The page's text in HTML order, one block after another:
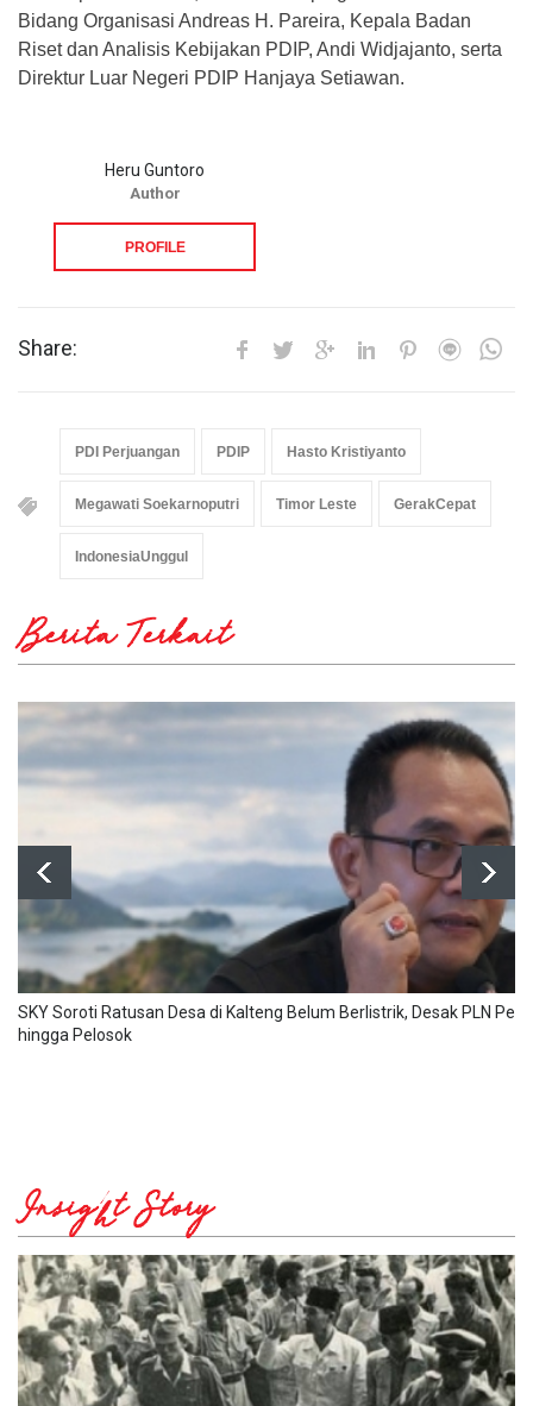
Bidang Organisasi Andreas H. Pareira, Kepala Badan
Riset dan Analisis Kebijakan PDIP, Andi Widjajanto, serta
Direktur Luar Negeri PDIP Hanjaya Setiawan.
Heru Guntoro
Author
PROFILE
Share:
PDI Perjuangan PDIP Hasto Kristiyanto
Megawati Soekarnoputri Timor Leste GerakCepat
IndonesiaUnggul
Berita Terkait
SKY Soroti Ratusan Desa di Kalteng Belum Berlistrik, Desak PLN
hingga Pelosok
Insight Story